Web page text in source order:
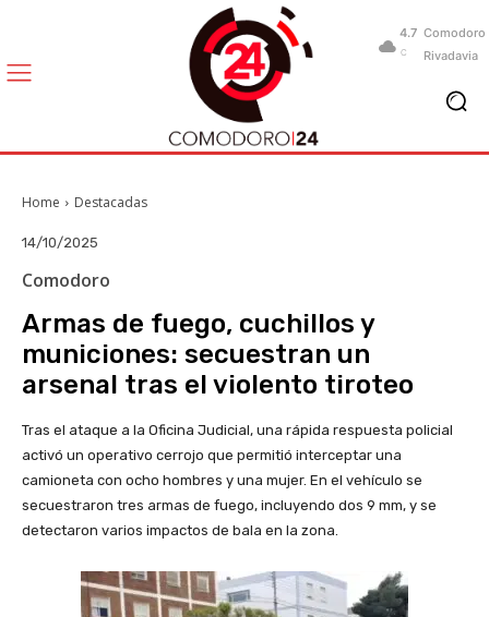
4.7
C
Comodoro
Rivadavia
Home Destacadas
14/10/2025
Comodoro
Armas de fuego, cuchillos y
municiones: secuestran un
arsenal tras el violento tiroteo
Tras el ataque a la Oficina Judicial, una rápida respuesta policial
activó un operativo cerrojo que permitió interceptar una
camioneta con ocho hombres y una mujer. En el vehículo se
secuestraron tres armas de fuego, incluyendo dos 9 mm, y se
detectaron varios impactos de bala en la zona.